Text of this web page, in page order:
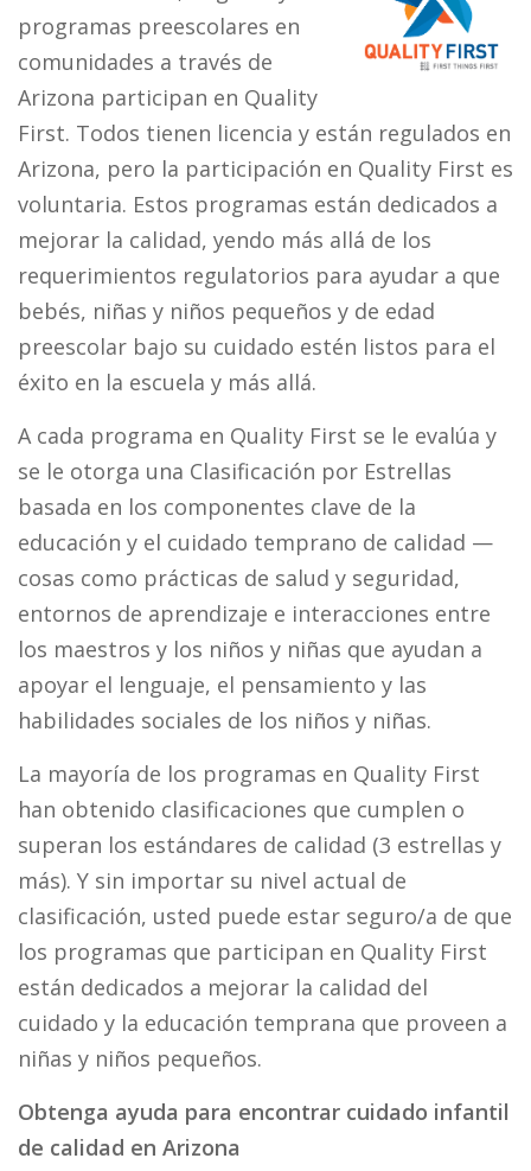
programas preescolares en
comunidades a través de
Arizona participan en Quality
First. Todos tienen licencia y están regulados en
Arizona, pero la participación en Quality First es
voluntaria. Estos programas están dedicados a
mejorar la calidad, yendo más allá de los
requerimientos regulatorios para ayudar a que
bebés, niñas y niños pequeños y de edad
preescolar bajo su cuidado estén listos para el
éxito en la escuela y más allá.
A cada programa en Quality First se le evalúa y
se le otorga una Clasificación por Estrellas
basada en los componentes clave de la
educación y el cuidado temprano de calidad —
cosas como prácticas de salud y seguridad,
entornos de aprendizaje e interacciones entre
los maestros y los niños y niñas que ayudan a
apoyar el lenguaje, el pensamiento y las
habilidades sociales de los niños y niñas.
La mayoría de los programas en Quality First
han obtenido clasificaciones que cumplen o
superan los estándares de calidad (3 estrellas y
más). Y sin importar su nivel actual de
clasificación, usted puede estar seguro/a de que
los programas que participan en Quality First
están dedicados a mejorar la calidad del
cuidado y la educación temprana que proveen a
niñas y niños pequeños.
Obtenga ayuda para encontrar cuidado infantil
de calidad en Arizona